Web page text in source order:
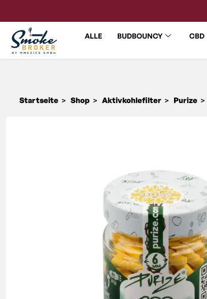
ALLE BUDBOUNCY CBD
Startseite > Shop > Aktivkohlefilter > Purize >